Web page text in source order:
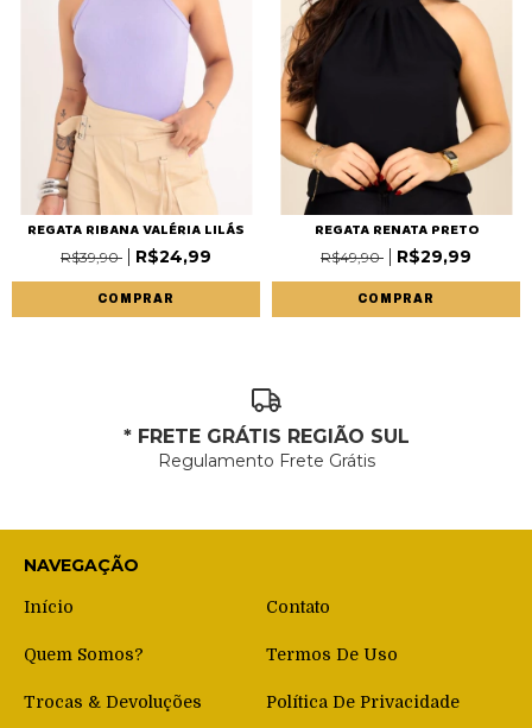
REGATA RIBANA VALÉRIA LILÁS
R$39,90 R$24,99
COMPRAR
REGATA RENATA PRETO
R$49,90 R$29,99
COMPRAR
* FRETE GRÁTIS REGIÃO SUL
Regulamento Frete Grátis
NAVEGAÇÃO
Início Contato
Quem Somos? Termos De Uso
Trocas & Devoluções Política De Privacidade